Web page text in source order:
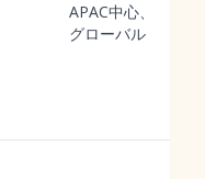
APAC中心、
グローバル